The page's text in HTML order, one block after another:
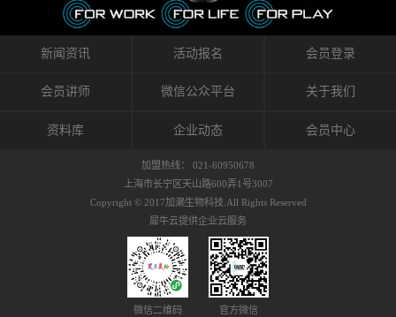
们分析解剖下过敏的原因，然后简说一下
KINESIO贴布贴扎后预防应对。我把导致过敏的
原因，简单分为外因和内因。外因1，贴布贴布
括：1）面料的伸展率、回缩率、纤维的刺激
能会给皮肤带来过度的刺激，从而引起过敏瘙
坏，各种细胞就会发生病态变化。 在一定的状
态下，细胞因子会自动捕捉异常，并在细胞之
间传递适当的修复信息。可以收集各自所需的
因子级联；细胞因子的连锁反应）。 如果这种
者甚至提供不需要的物质。 因此，身体所需的
自然愈合能力不仅不能发挥作用，反而会造成
恶化的环境。Kinesio肌内效贴的作用，就是解
决这些问题。 KinesioTaping ® （Kinesio贴扎
疗法）的概念是空（空间），动（流动），冷
（抑制热的上升），为了实现这些，贴布的质
作出来。 特别地，Kinesio Medical
Tappling®（Kinesio医疗贴扎）通过从皮肤表面
长时间给予适...
官。研究人员认为，整个身体的网络是由坚韧
且柔软的蛋白质结构所支撑的相互连接的充满
流体的空间构成的。如果作为脏器，这是人体
最大的脏器，约占体重的20%（相比之下，皮
内流通，有助于细胞的再生和恢复。“1”“雪花”
周围进行轻柔的刺激，改善受影响的关节和肌
到辅助修复损伤组织的作用。对组织的营养供
膜，韧带和关节周围皮下组织的关节囊。 流
体力学理论加濑博士-Kinesio肌内效贴布的发明
人流体力学理论是以对日常生活产生反复影响
的纤细筋膜的性质为焦点。 筋膜容易受到外部
新闻资讯 活动报名 会员登录
会员讲师 微信公众平台 关于我们
资料库 企业动态 会员中心
加盟热线： 021-60950678
上海市长宁区天山路600弄1号3007
Copyright © 2017加濑生物科技.All Rights Reserved
犀牛云提供企业云服务
微信二维码 官方微信